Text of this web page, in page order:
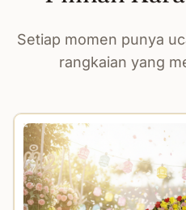
Setiap momen punya
rangkaian yang